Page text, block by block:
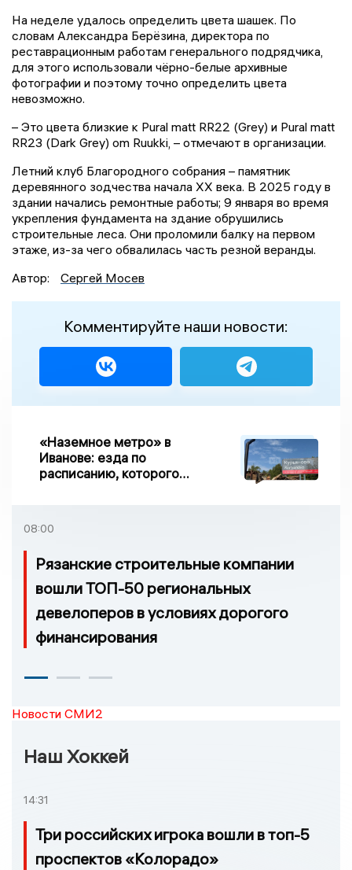
На неделе удалось определить цвета шашек. По
словам Александра Берёзина, директора по
реставрационным работам генерального подрядчика,
для этого использовали чёрно-белые архивные
фотографии и поэтому точно определить цвета
невозможно.
– Это цвета близкие к Pural matt RR22 (Grey) и Pural matt
RR23 (Dark Grey) om Ruukki, – отмечают в организации.
Летний клуб Благородного собрания – памятник
деревянного зодчества начала XX века. В 2025 году в
здании начались ремонтные работы; 9 января во время
укрепления фундамента на здание обрушились
строительные леса. Они проломили балку на первом
этаже, из-за чего обвалилась часть резной веранды.
Автор:
Сергей Мосев
Комментируйте наши новости:
«Наземное метро» в
Иванове: езда по
расписанию, которого
08:00
Рязанские строительные компании
вошли ТОП-50 региональных
девелоперов в условиях дорогого
финансирования
Новости СМИ2
Наш Хоккей
14:31
Три российских игрока вошли в топ-5
проспектов «Колорадо»